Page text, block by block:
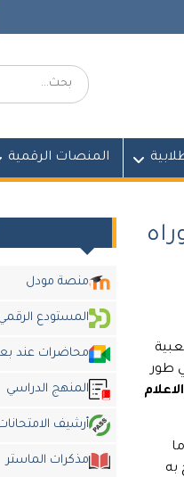
بحث:
المنصات الرقمية
طور
به
منصة مودل
المستودع
محاضرات عند
المنهج الدراسي
أرشيف
مذكرات الماستر